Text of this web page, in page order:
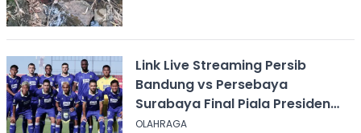
Link Live Streaming Persib
Bandung vs Persebaya
Surabaya Final Piala Presiden
2026, Kick-off Pukul 20.00 WIB
OLAHRAGA